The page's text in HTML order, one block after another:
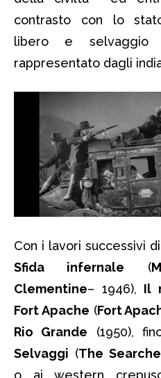
contrasto con lo
libero e selvaggio
rappresentato dagli
Con i lavori successivi
Sfida infernale (
Clementine– 1946), Il
Fort Apache (Fort
Rio Grande (1950),
Selvaggi (The